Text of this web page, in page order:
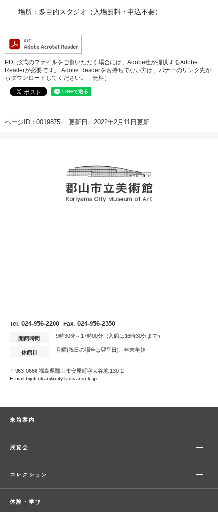
場所：多目的スタジオ（入場無料・申込不要）
PDF形式のファイルをご覧いただく場合には、Adobe社が提供するAdobe
Readerが必要です。
Adobe Readerをお持ちでない方は、バナーのリンク先か
らダウンロードしてください。（無料）
ページID：0019875 更新日：2022年2月11日更新
Tel. 024-956-2200 Fax. 024-956-2350
開館時間 9時30分～17時00分（入館は16時30分まで）
休館日 月曜(祝日の場合は翌平日)、年末年始
〒963-0666 福島県郡山市安原町字大谷地 130-2
E-mail:bijutsukan@city.koriyama.lg.jp
来館案内
展覧会
コレクション
体験・学び